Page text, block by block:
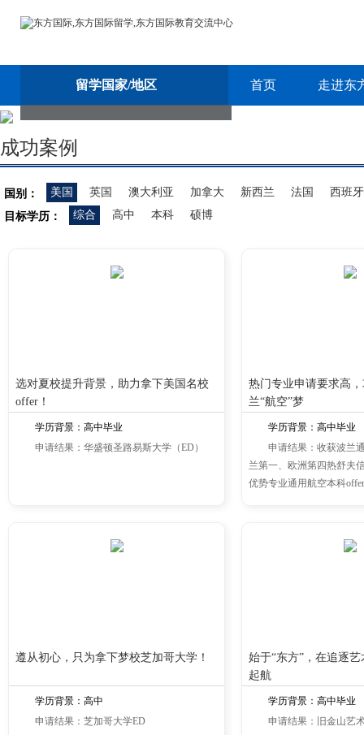
留学国家/地区 首页 走进东
成功案例
国别： 美国 英国 澳大利亚 加拿大 新西兰 法国
西班牙
目标学历：
综合 高中 本科 硕博
选对夏校提升背景，助力拿下美国名校
offer！
学历背景：高中毕业
申请结果：华盛顿圣路易斯大学（ED）
热门专业申请要求高
兰“航空”梦
学历背景：高中毕业
申请结果：收获波兰
兰第一、欧洲第四热舒夫
优势专业通用航空本科offer
遵从初心，只为拿下梦校芝加哥大学！
学历背景：高中
申请结果：芝加哥大学ED
始于“东方”，在追逐
起航
学历背景：高中毕业
申请结果：旧金山艺